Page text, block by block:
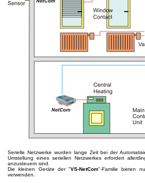
Serielle Netzwerke wurden lange Zeit bei der
Umstellung eines seriellen Netzwerkes erfordert
anzusteuern sind.
Die kleinen Geräte der "VS-NetCom"-Familie bieten
verwenden.